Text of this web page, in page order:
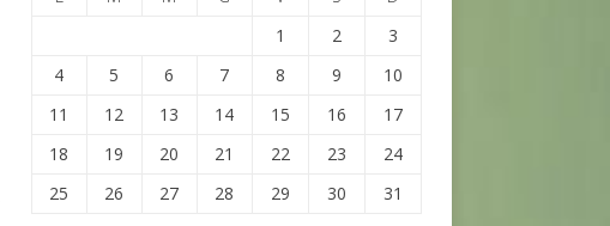
1
2
3
4
5 6 7 8 9
10
11
12 13 14 15 16
17
18
19 20 21 22 23
24
25
26 27 28 29 30 31